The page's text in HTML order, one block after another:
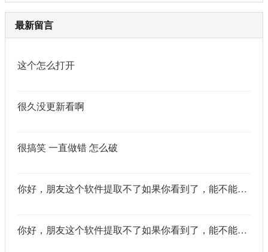
最新留言
这个怎么打开
很久没更新看啊
很搞笑 一直做错 怎么破
你好，朋友这个软件提取不了如果你看到了，能不能把这个纯净版的发我邮箱里不
你好，朋友这个软件提取不了如果你看到了，能不能把这个纯净版的发我邮箱里不